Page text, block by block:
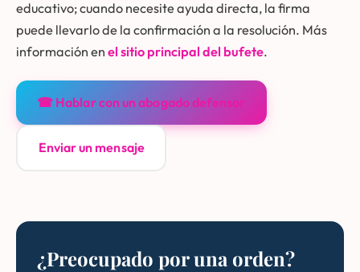
educativo; cuando necesite ayuda directa, la firma
puede llevarlo de la confirmación a la resolución. Más
información en el sitio principal del bufete.
☎ Hablar con un abogado defensor
Enviar un mensaje
¿Preocupado por una orden?